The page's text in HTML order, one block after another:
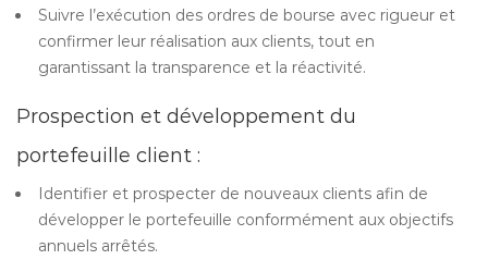
Suivre l’exécution des ordres de bourse avec rigueur et
confirmer leur réalisation aux clients, tout en
garantissant la transparence et la réactivité.
Prospection et développement du
portefeuille client :
Identifier et prospecter de nouveaux clients afin de
développer le portefeuille conformément aux objectifs
annuels arrêtés.